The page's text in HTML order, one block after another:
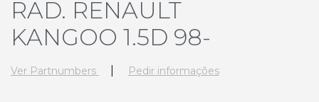
RAD. RENAULT
KANGOO 1.5D 98-
Ver Partnumbers Pedir informações